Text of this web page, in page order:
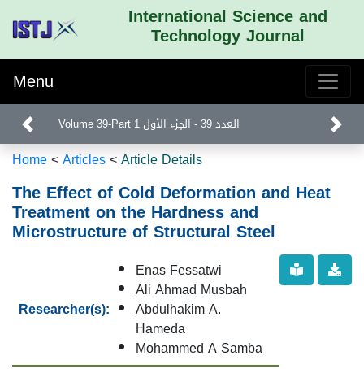
International Science and
Technology Journal
Menu
Volume 39-Part 1 العدد 39 - الجزء الأول
Home<Articles<Article Details
The Effect of Cold Deformation and Heat
Treatment on the Hardness and
Microstructure of Structural Steel
Researcher(s):
Enas Fessatwi
Ali Ahmad Musbah
Abdulhakim A.
Hameda
Mohammed A Samba